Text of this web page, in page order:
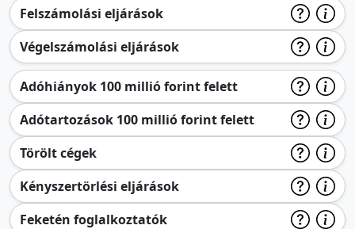
Felszámolási eljárások
Végelszámolási eljárások
Adóhiányok 100 millió forint felett
Adótartozások 100 millió forint felett
Törölt cégek
Kényszertörlési eljárások
Feketén foglalkoztatók